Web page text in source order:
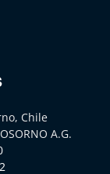
Chile
A.G.